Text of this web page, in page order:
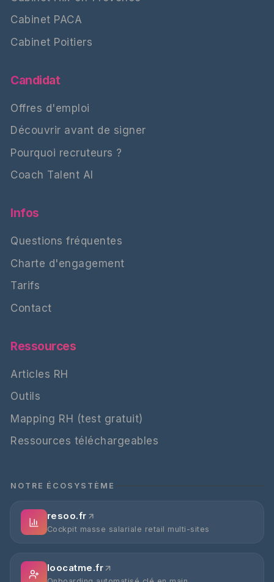
Cabinet PACA
Cabinet Poitiers
Candidat
Offres d'emploi
Découvrir avant de signer
Pourquoi recruteurs ?
Coach Talent AI
Infos
Questions fréquentes
Charte d'engagement
Tarifs
Contact
Ressources
Articles RH
Outils
Mapping RH (test gratuit)
Ressources téléchargeables
NOTRE ÉCOSYSTÈME
resoo.fr
Cockpit masse salariale retail multi-sites
loocatme.fr